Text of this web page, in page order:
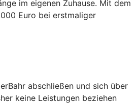
im eigenen Zuhause. Mit dem
Euro bei erstmaliger
abschließen und sich über
keine Leistungen beziehen